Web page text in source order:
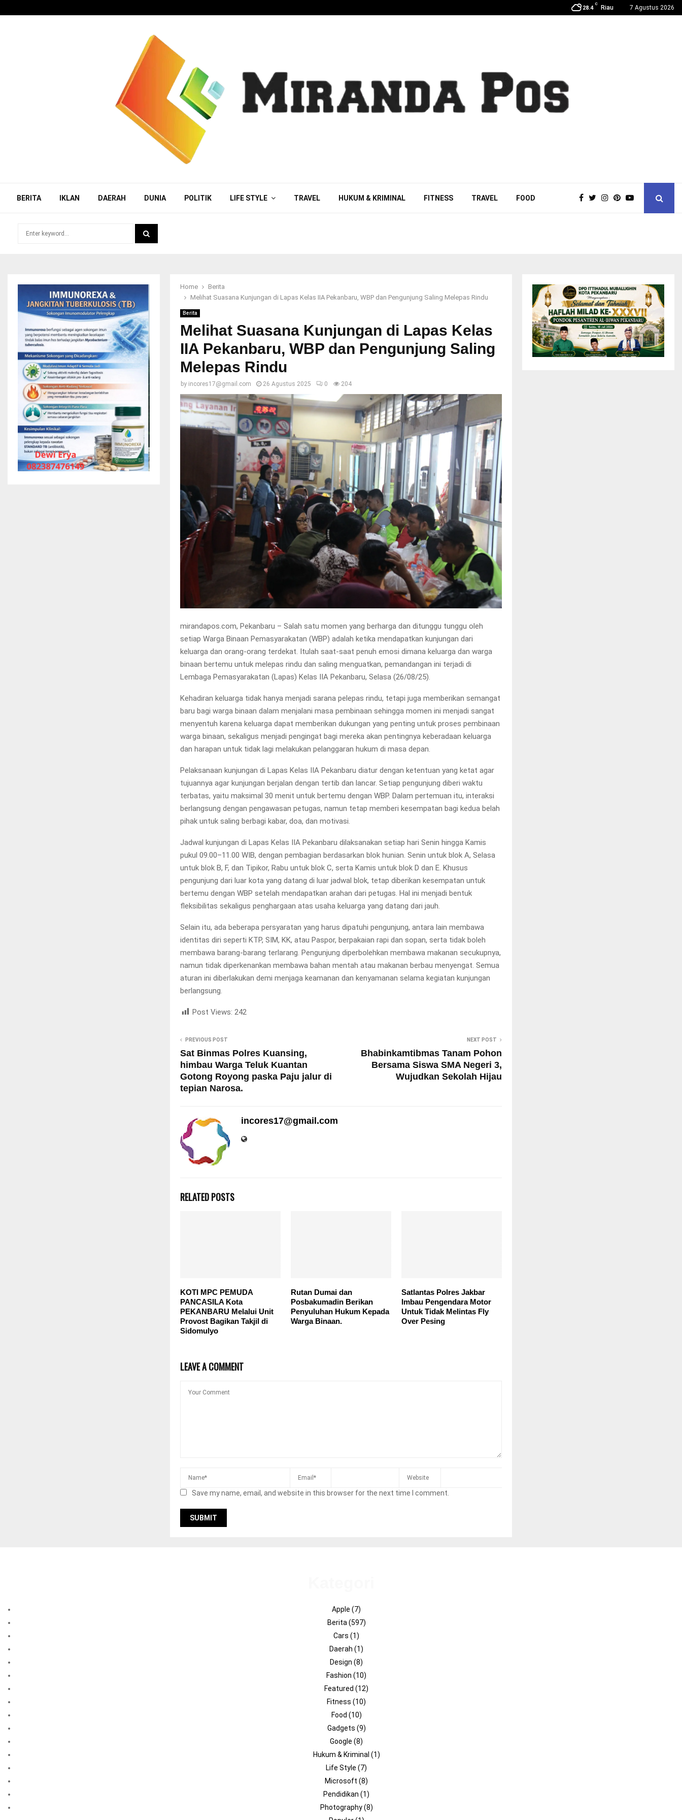
28.4
C
Riau 7 Agustus 2026
BERITA IKLAN DAERAH DUNIA POLITIK LIFE STYLE TRAVEL HUKUM & KRIMINAL FITNESS TRAVEL FOOD
Home
Berita
Melihat Suasana Kunjungan di Lapas Kelas IIA Pekanbaru, WBP dan Pengunjung Saling Melepas Rindu
Berita
Melihat Suasana Kunjungan di Lapas Kelas
IIA Pekanbaru, WBP dan Pengunjung Saling
Melepas Rindu
by incores17@gmail.com 26 Agustus 2025 0 204
mirandapos.com, Pekanbaru – Salah satu momen yang berharga dan ditunggu tunggu oleh
setiap Warga Binaan Pemasyarakatan (WBP) adalah ketika mendapatkan kunjungan dari
keluarga dan orang-orang terdekat. Itulah saat-saat penuh emosi dimana keluarga dan warga
binaan bertemu untuk melepas rindu dan saling menguatkan, pemandangan ini terjadi di
Lembaga Pemasyarakatan (Lapas) Kelas IIA Pekanbaru, Selasa (26/08/25).
Kehadiran keluarga tidak hanya menjadi sarana pelepas rindu, tetapi juga memberikan semangat
baru bagi warga binaan dalam menjalani masa pembinaan sehingga momen ini menjadi sangat
menyentuh karena keluarga dapat memberikan dukungan yang penting untuk proses pembinaan
warga binaan, sekaligus menjadi pengingat bagi mereka akan pentingnya keberadaan keluarga
dan harapan untuk tidak lagi melakukan pelanggaran hukum di masa depan.
Pelaksanaan kunjungan di Lapas Kelas IIA Pekanbaru diatur dengan ketentuan yang ketat agar
tujuannya agar kunjungan berjalan dengan tertib dan lancar. Setiap pengunjung diberi waktu
terbatas, yaitu maksimal 30 menit untuk bertemu dengan WBP. Dalam pertemuan itu, interaksi
berlangsung dengan pengawasan petugas, namun tetap memberi kesempatan bagi kedua belah
pihak untuk saling berbagi kabar, doa, dan motivasi.
Jadwal kunjungan di Lapas Kelas IIA Pekanbaru dilaksanakan setiap hari Senin hingga Kamis
pukul 09.00–11.00 WIB, dengan pembagian berdasarkan blok hunian. Senin untuk blok A, Selasa
untuk blok B, F, dan Tipikor, Rabu untuk blok C, serta Kamis untuk blok D dan E. Khusus
pengunjung dari luar kota yang datang di luar jadwal blok, tetap diberikan kesempatan untuk
bertemu dengan WBP setelah mendapatkan arahan dari petugas. Hal ini menjadi bentuk
fleksibilitas sekaligus penghargaan atas usaha keluarga yang datang dari jauh.
Selain itu, ada beberapa persyaratan yang harus dipatuhi pengunjung, antara lain membawa
identitas diri seperti KTP, SIM, KK, atau Paspor, berpakaian rapi dan sopan, serta tidak boleh
membawa barang-barang terlarang. Pengunjung diperbolehkan membawa makanan secukupnya,
namun tidak diperkenankan membawa bahan mentah atau makanan berbau menyengat. Semua
aturan ini diberlakukan demi menjaga keamanan dan kenyamanan selama kegiatan kunjungan
berlangsung.
Post Views: 242
PREVIOUS POST
Sat Binmas Polres Kuansing,
himbau Warga Teluk Kuantan
Gotong Royong paska Paju jalur di
tepian Narosa.
NEXT POST
Bhabinkamtibmas Tanam Pohon
Bersama Siswa SMA Negeri 3,
Wujudkan Sekolah Hijau
incores17@gmail.com
RELATED POSTS
KOTI MPC PEMUDA
PANCASILA Kota
PEKANBARU Melalui Unit
Provost Bagikan Takjil di
Sidomulyo
Rutan Dumai dan
Posbakumadin Berikan
Penyuluhan Hukum Kepada
Warga Binaan.
Satlantas Polres Jakbar
Imbau Pengendara Motor
Untuk Tidak Melintas Fly
Over Pesing
LEAVE A COMMENT
Save my name, email, and website in this browser for the next time I comment.
Apple (7)
Berita (597)
Cars (1)
Daerah (1)
Design (8)
Fashion (10)
Featured (12)
Fitness (10)
Food (10)
Gadgets (9)
Google (8)
Hukum & Kriminal (1)
Life Style (7)
Microsoft (8)
Pendidikan (1)
Photography(8)